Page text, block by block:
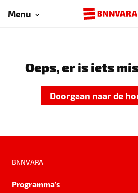
Menu
Oeps, er is iets
Doorgaan naar de
BNNVARA
Programma's